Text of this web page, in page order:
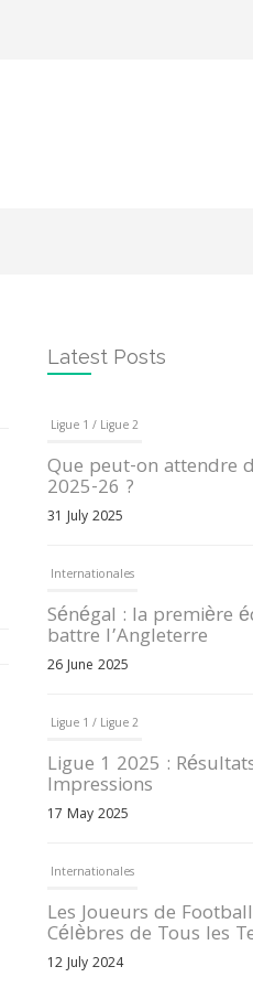
Latest Posts
Ligue 1 / Ligue 2
Que peut-on attendre
2025-26 ?
31 July 2025
Internationales
Sénégal : la première
battre l’Angleterre
26 June 2025
Ligue 1 / Ligue 2
Ligue 1 2025 :
Impressions
17 May 2025
Internationales
Les Joueurs de
Célèbres de Tous les
12 July 2024